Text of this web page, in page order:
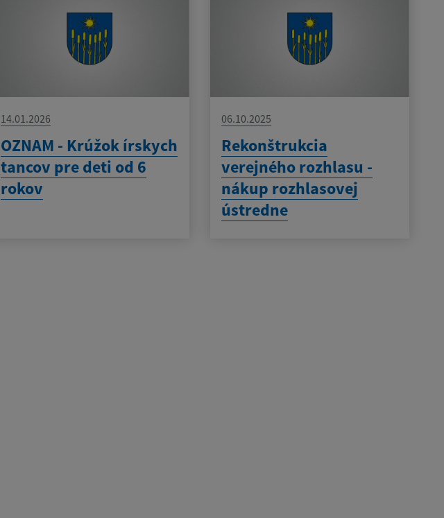
14.01.2026
OZNAM - Krúžok írskych
tancov pre deti od 6
rokov
06.10.2025
Rekonštrukcia
verejného rozhlasu -
nákup rozhlasovej
ústredne